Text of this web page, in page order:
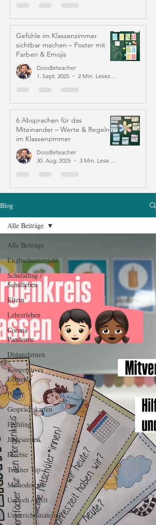
Gefühle im Klassenzimmer
sichtbar machen – Poster mit
Farben & Emojis
Doodleteacher
1. Sept. 2025
2 Min. Lesezeit
6 Absprachen für das
Miteinander – Werte & Regeln
im Klassenzimmer
Doodleteacher
30. Aug. 2025
3 Min. Lesezeit
Blog
Alle Beiträge
Englischunterricht
Schulalltag /
Schulleben
Eltern
Lehrerleben
Corona
Pandemie
Distanzlernen
Kooperatives
Lernen
Poster
Gesprächskarten
Frühling
Jahreszeiten
Freebie
Teacher Tip
Methodentalk
Umwelt / Welt
Unterrichtsmaterial
Alle Beiträge